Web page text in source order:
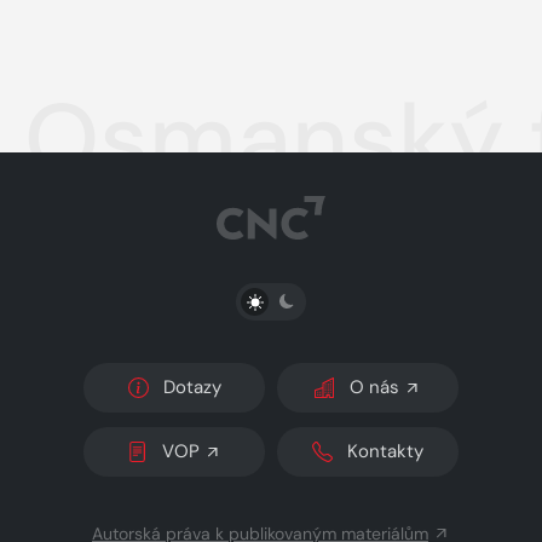
PŘEPNOUT SVĚTLÝ/TMAVÝ REŽIM
Dotazy O nás
VOP Kontakty
Autorská práva k publikovaným materiálům